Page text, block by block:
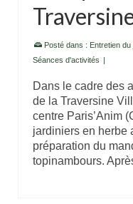
Posté dans : Entretien du
Séances d'activités |
Dans le cadre des
de la Traversine
centre Paris’Anim
jardiniers en herbe
préparation du
topinambours.